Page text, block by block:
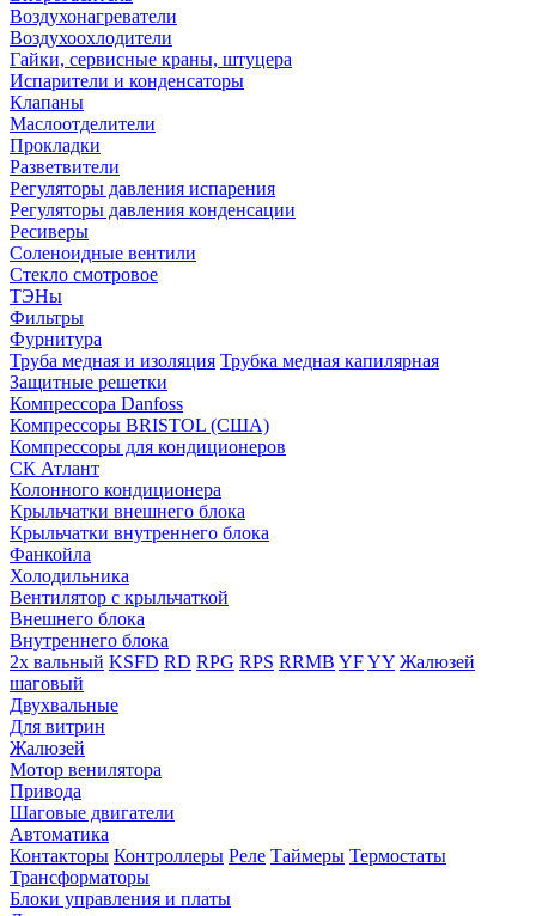
Воздухонагреватели
Воздухоохлодители
Гайки, сервисные краны, штуцера
Испарители и конденсаторы
Клапаны
Маслоотделители
Прокладки
Разветвители
Регуляторы давления испарения
Регуляторы давления конденсации
Ресиверы
Соленоидные вентили
Стекло смотровое
ТЭНы
Фильтры
Фурнитура
Труба медная и изоляция Трубка медная капилярная
Защитные решетки
Компрессора Danfoss
Компрессоры BRISTOL (США)
Компрессоры для кондиционеров
СК Атлант
Колонного кондиционера
Крыльчатки внешнего блока
Крыльчатки внутреннего блока
Фанкойла
Холодильника
Вентилятор с крыльчаткой
Внешнего блока
Внутреннего блока
2х вальный KSFD RD RPG RPS RRMB YFYY Жалюзей
шаговый
Двухвальные
Для витрин
Жалюзей
Мотор венилятора
Привода
Шаговые двигатели
Автоматика
Контакторы Контроллеры Реле Таймеры Термостаты
Трансформаторы
Блоки управления и платы